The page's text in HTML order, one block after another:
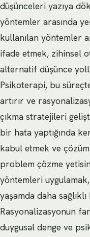
düşünceleri yazıya
yöntemler arasında
kullanılan yöntemler
ifade etmek, zihinsel
alternatif düşünce
Psikoterapi, bu
artırır ve
çıkma stratejileri
bir hata yaptığında
kabul etmek ve
problem çözme
yöntemleri
yaşamda daha
Rasyonalizasyonun
duygusal denge ve